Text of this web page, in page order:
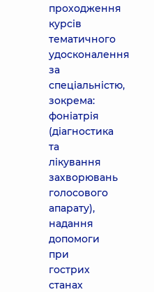
проходження
курсів
тематичного
удосконалення
за
спеціальністю,
зокрема:
фоніатрія
(діагностика
та
лікування
захворювань
голосового
апарату),
надання
допомоги
при
гострих
станах